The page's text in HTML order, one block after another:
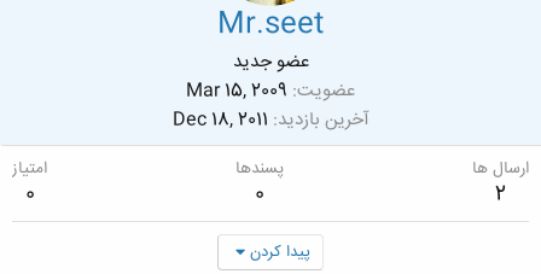
Mr.seet
عضو جدید
عضویت Mar 15, 2009
آخرین بازدید Dec 18, 2011
ارسال ها
2
پسندها
0
امتیاز
0
پیدا کردن